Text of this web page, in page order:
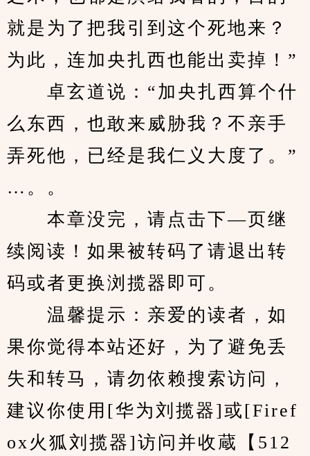
就是为了把我引到这个死地来？
为此，连加央扎西也能出卖掉！”
卓玄道说：“加央扎西算个什
么东西，也敢来威胁我？不亲手
弄死他，已经是我仁义大度了。”
…。。
本章没完，请点击下—页继
续阅读！如果被转码了请退出转
码或者更换浏揽器即可。
温馨提示：亲爱的读者，如
果你觉得本站还好，为了避免丢
失和转马，请勿依赖搜索访问，
建议你使用[华为刘揽器]或[Firef
ox火狐刘揽器]访问并收蔵【512